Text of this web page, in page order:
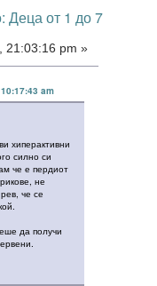
Деца от 1 до 7
21:03:16 pm »
am
хиперактивни
силно си
че е пердиот
не
че се
да получи